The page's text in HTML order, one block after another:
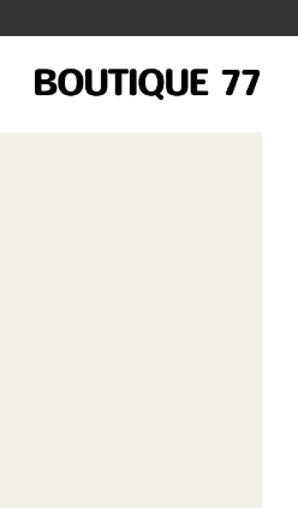
ראשי / מותגים /
BA&SH
/ תיק יד Sac S Beni